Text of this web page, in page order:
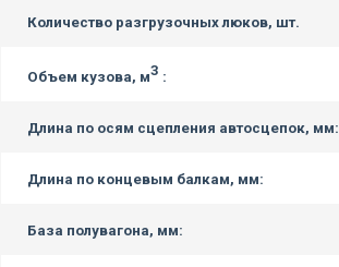
Количество разгрузочных люков, шт.
Объем кузова, м3 :
Длина по осям сцепления автосцепок, мм:
Длина по концевым балкам, мм:
База полувагона, мм: